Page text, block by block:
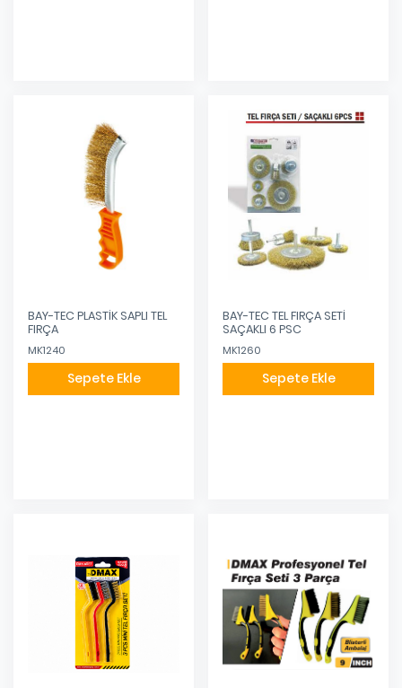
BAY-TEC PLASTİK SAPLI TEL
FIRÇA
MK1240
Sepete Ekle
BAY-TEC TEL FIRÇA SETİ
SAÇAKLI 6 PSC
MK1260
Sepete Ekle